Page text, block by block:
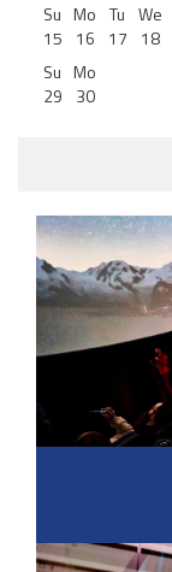
Su
15
Mo
16
Tu
17
We
18
Su
29
Mo
30